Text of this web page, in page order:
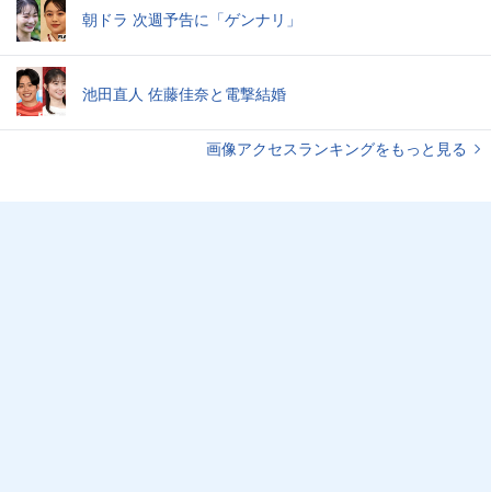
朝ドラ 次週予告に「ゲンナリ」
池田直人 佐藤佳奈と電撃結婚
画像アクセスランキングをもっと見る